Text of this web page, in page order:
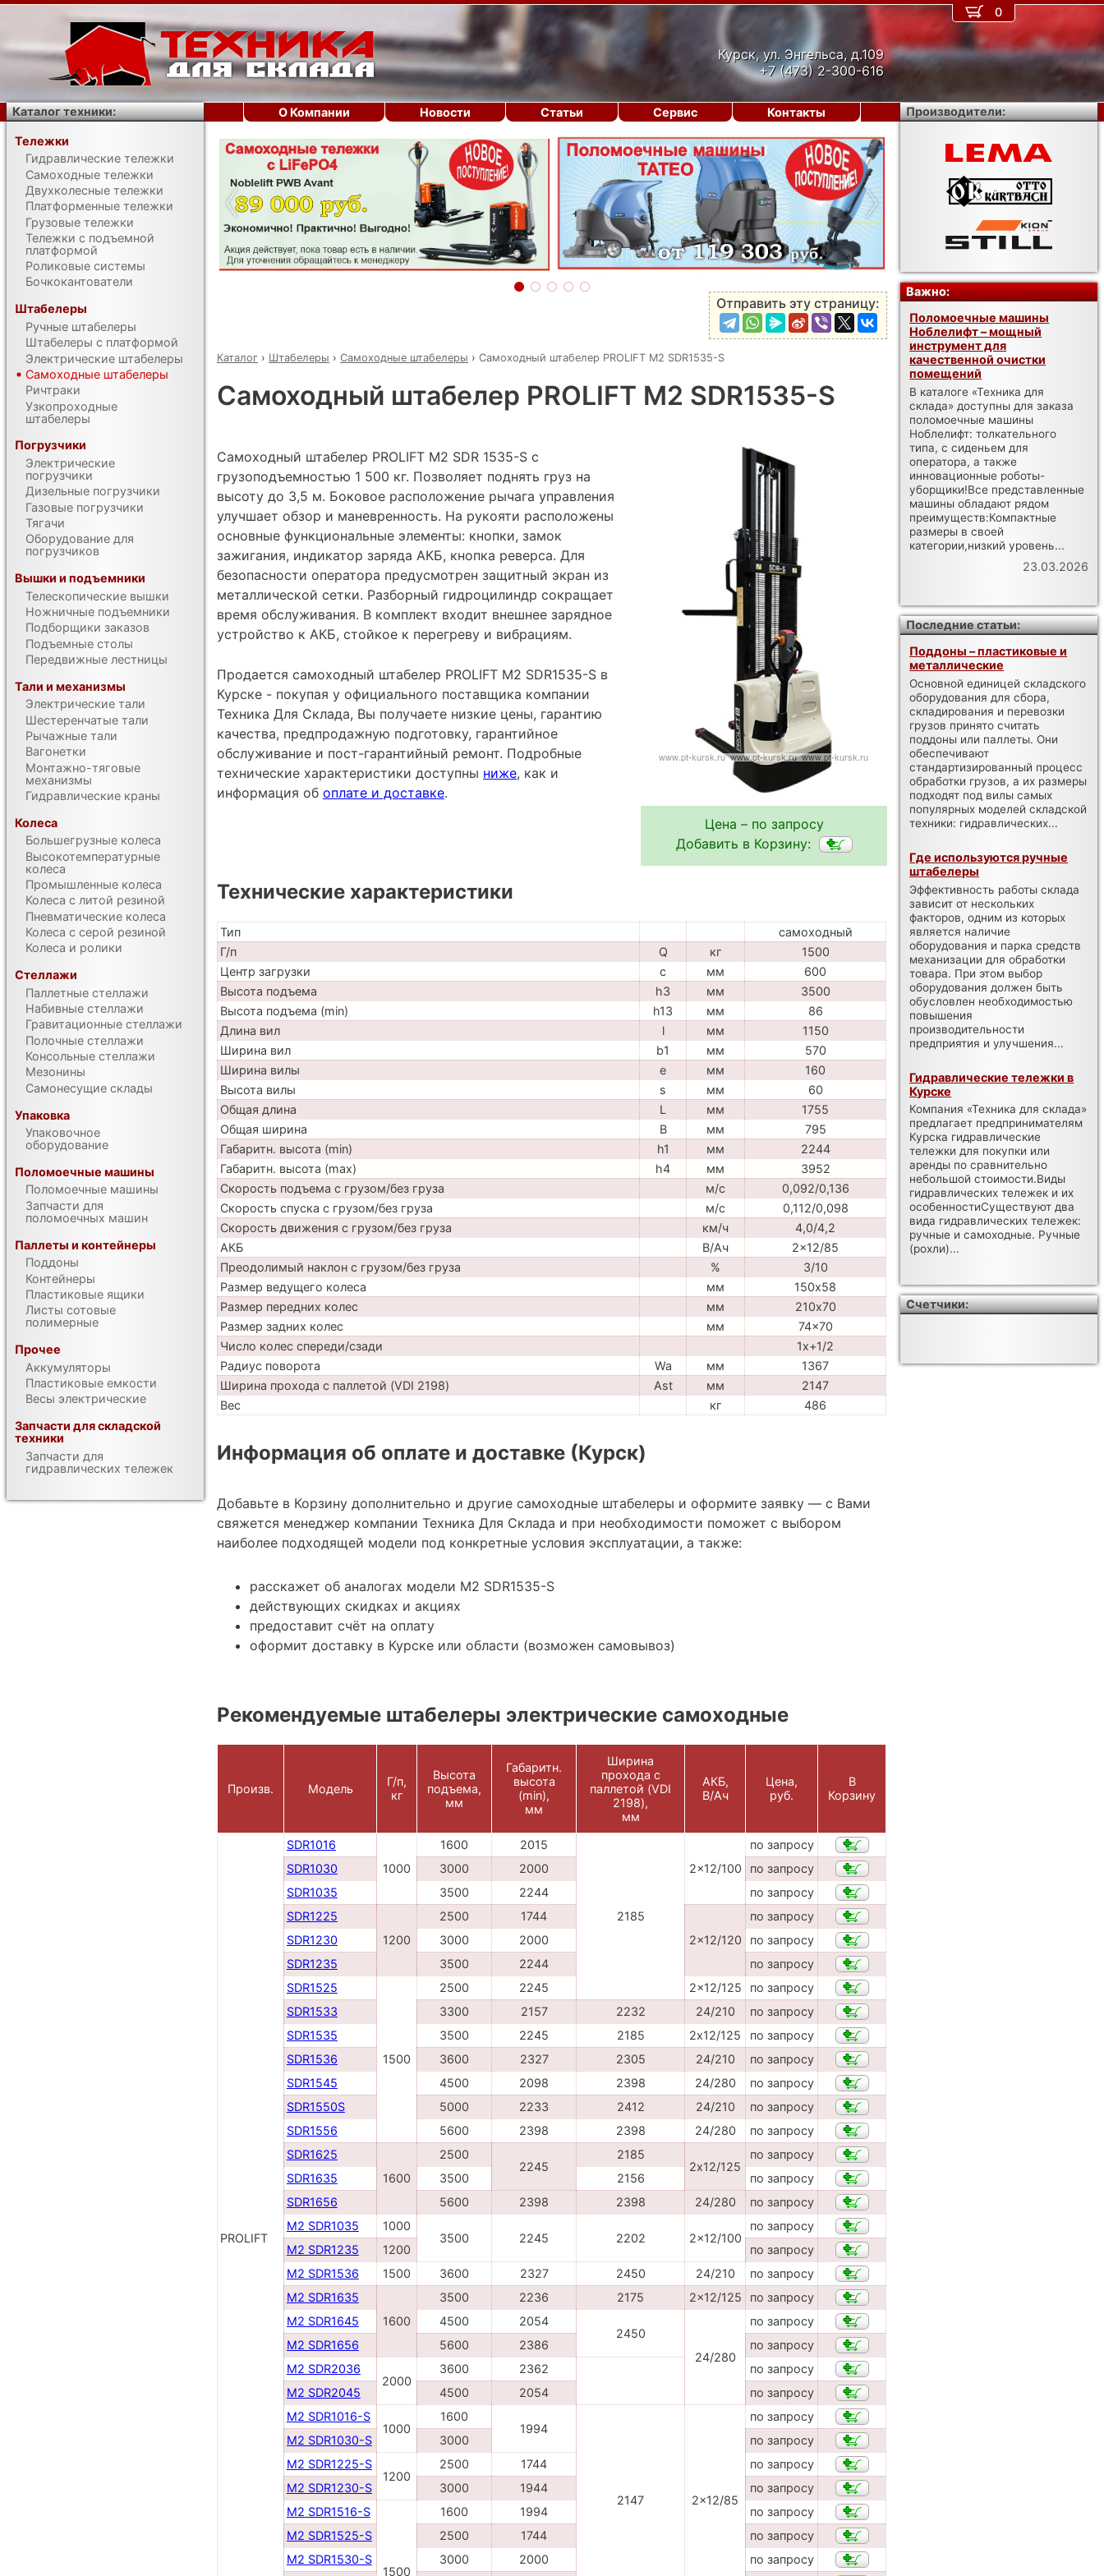
Курск, ул. Энгельса, д.109
+7 (473) 2-300-616
‹ ›
Отправить эту страницу:
Каталог › Штабелеры › Самоходные штабелеры › Самоходный штабелер PROLIFT M2 SDR1535-S
Самоходный штабелер PROLIFT M2 SDR1535-S
Цена – по запросу
Добавить в Корзину:
Самоходный штабелер PROLIFT M2 SDR 1535-S с
грузоподъемностью 1 500 кг. Позволяет поднять груз на
высоту до 3,5 м. Боковое расположение рычага управления
улучшает обзор и маневренность. На рукояти расположены
основные функциональные элементы: кнопки, замок
зажигания, индикатор заряда АКБ, кнопка реверса. Для
безопасности оператора предусмотрен защитный экран из
металлической сетки. Разборный гидроцилиндр сокращает
время обслуживания. В комплект входит внешнее зарядное
устройство к АКБ, стойкое к перегреву и вибрациям.
Продается самоходный штабелер PROLIFT M2 SDR1535-S в
Курске - покупая у официального поставщика компании
Техника Для Склада, Вы получаете низкие цены, гарантию
качества, предпродажную подготовку, гарантийное
обслуживание и пост-гарантийный ремонт. Подробные
технические характеристики доступны ниже, как и
информация об оплате и доставке.
Технические характеристики
Тип
самоходный
Г/п
Q кг
1500
Центр загрузки
c мм
600
Высота подъема
h3 мм
3500
Высота подъема (min)
h13 мм
86
Длина вил
l мм
1150
Ширина вил
b1 мм
570
Ширина вилы
e мм
160
Высота вилы
s мм
60
Общая длина
L мм
1755
Общая ширина
B мм
795
Габаритн. высота (min)
h1 мм
2244
Габаритн. высота (max)
h4 мм
3952
Скорость подъема с грузом/без груза
м/с
0,092/0,136
Скорость спуска с грузом/без груза
м/с
0,112/0,098
Скорость движения с грузом/без груза
км/ч
4,0/4,2
АКБ
В/Ач
2x12/85
Преодолимый наклон с грузом/без груза
%
3/10
Размер ведущего колеса
мм
150х58
Размер передних колес
мм
210х70
Размер задних колес
мм
74x70
Число колес спереди/сзади
1x+1/2
Радиус поворота
Wa мм
1367
Ширина прохода с паллетой (VDI 2198)
Ast мм
2147
Вес
кг 486
Информация об оплате и доставке (Курск)
Добавьте в Корзину дополнительно и другие самоходные штабелеры и оформите заявку — с Вами
свяжется менеджер компании Техника Для Склада и при необходимости поможет с выбором
наиболее подходящей модели под конкретные условия эксплуатации, а также:
расскажет об аналогах модели M2 SDR1535-S
действующих скидках и акциях
предоставит счёт на оплату
оформит доставку в Курске или области (возможен самовывоз)
Рекомендуемые штабелеры электрические самоходные
Произв. Модель
Г/п,
кг
Высота
подъема,
мм
Габаритн.
высота
(min),
мм
Ширина
прохода с
паллетой (VDI
2198),
мм
АКБ,
В/Ач
Цена,
руб.
В
Корзину
PROLIFT
SDR1016
1000
1600 2015
2185
2x12/100
по запросу
SDR1030
3000 2000
по запросу
SDR1035
3500 2244
по запросу
SDR1225
1200
2500
1744
2x12/120
по запросу
SDR1230
3000 2000
по запросу
SDR1235
3500 2244
по запросу
SDR1525
1500
2500 2245 2x12/125
по запросу
SDR1533
3300 2157 2232 24/210
по запросу
SDR1535
3500 2245 2185 2х12/125
по запросу
SDR1536
3600 2327 2305 24/210
по запросу
SDR1545
4500 2098 2398 24/280
по запросу
SDR1550S
5000 2233 2412 24/210
по запросу
SDR1556
5600 2398 2398 24/280
по запросу
SDR1625
1600
2500
2245
2185
2х12/125
по запросу
SDR1635
3500 2156
по запросу
SDR1656
5600 2398 2398 24/280
по запросу
M2 SDR1035
1000
3500
2245 2202 2x12/100
по запросу
M2 SDR1235
1200
по запросу
M2 SDR1536
1500 3600 2327 2450 24/210
по запросу
M2 SDR1635
1600
3500 2236 2175 2x12/125
по запросу
M2 SDR1645
4500
2054
2450
24/280
по запросу
M2 SDR1656
5600 2386
по запросу
M2 SDR2036
2000
3600 2362
по запросу
M2 SDR2045
4500 2054
по запросу
M2 SDR1016-S
1000
1600
1994
2147 2x12/85
по запросу
M2 SDR1030-S
3000
по запросу
M2 SDR1225-S
1200
2500 1744
по запросу
M2 SDR1230-S
3000 1944
по запросу
M2 SDR1516-S
1500
1600 1994
по запросу
M2 SDR1525-S
2500 1744
по запросу
M2 SDR1530-S
3000 2000 по запросу
0
О Компании Новости Статьи Сервис Контакты
Каталог техники:
Тележки
Гидравлические тележки
Самоходные тележки
Двухколесные тележки
Платформенные тележки
Грузовые тележки
Тележки с подъемной
платформой
Роликовые системы
Бочкокантователи
Штабелеры
Ручные штабелеры
Штабелеры с платформой
Электрические штабелеры
Самоходные штабелеры
Ричтраки
Узкопроходные
штабелеры
Погрузчики
Электрические
погрузчики
Дизельные погрузчики
Газовые погрузчики
Тягачи
Оборудование для
погрузчиков
Вышки и подъемники
Телескопические вышки
Ножничные подъемники
Подборщики заказов
Подъемные столы
Передвижные лестницы
Тали и механизмы
Электрические тали
Шестеренчатые тали
Рычажные тали
Вагонетки
Монтажно-тяговые
механизмы
Гидравлические краны
Колеса
Большегрузные колеса
Высокотемпературные
колеса
Промышленные колеса
Колеса с литой резиной
Пневматические колеса
Колеса с серой резиной
Колеса и ролики
Стеллажи
Паллетные стеллажи
Набивные стеллажи
Гравитационные стеллажи
Полочные стеллажи
Консольные стеллажи
Мезонины
Самонесущие склады
Упаковка
Упаковочное
оборудование
Поломоечные машины
Поломоечные машины
Запчасти для
поломоечных машин
Паллеты и контейнеры
Поддоны
Контейнеры
Пластиковые ящики
Листы сотовые
полимерные
Прочее
Аккумуляторы
Пластиковые емкости
Весы электрические
Запчасти для складской
техники
Запчасти для
гидравлических тележек
Производители:
Важно:
Поломоечные машины
Ноблелифт – мощный
инструмент для
качественной очистки
помещений
В каталоге «Техника для
склада» доступны для заказа
поломоечные машины
Ноблелифт: толкательного
типа, с сиденьем для
оператора, а также
инновационные роботы-
уборщики!Все представленные
машины обладают рядом
преимуществ:Компактные
размеры в своей
категории,низкий уровень...
23.03.2026
Последние статьи:
Поддоны – пластиковые и
металлические
Основной единицей складского
оборудования для сбора,
складирования и перевозки
грузов принято считать
поддоны или паллеты. Они
обеспечивают
стандартизированный процесс
обработки грузов, а их размеры
подходят под вилы самых
популярных моделей складской
техники: гидравлических...
Где используются ручные
штабелеры
Эффективность работы склада
зависит от нескольких
факторов, одним из которых
является наличие
оборудования и парка средств
механизации для обработки
товара. При этом выбор
оборудования должен быть
обусловлен необходимостью
повышения
производительности
предприятия и улучшения...
Гидравлические тележки в
Курске
Компания «Техника для склада»
предлагает предпринимателям
Курска гидравлические
тележки для покупки или
аренды по сравнительно
небольшой стоимости.Виды
гидравлических тележек и их
особенностиСуществуют два
вида гидравлических тележек:
ручные и самоходные. Ручные
(рохли)...
Счетчики: